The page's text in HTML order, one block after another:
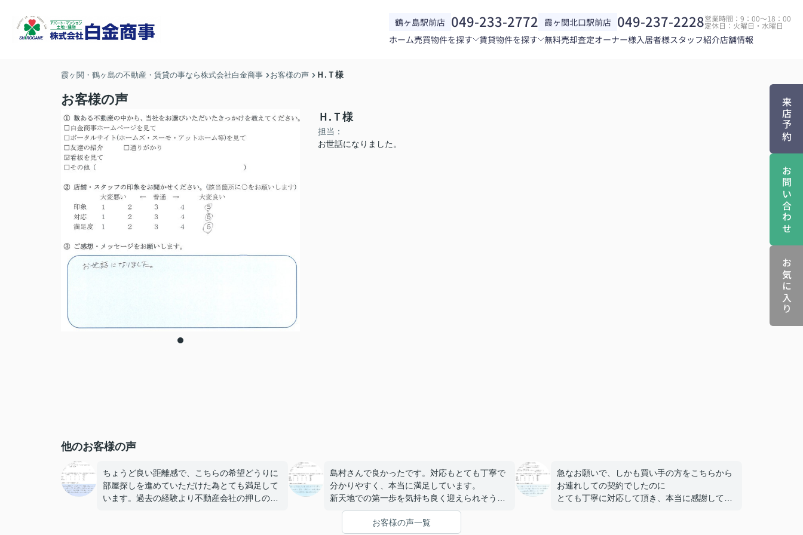
鶴ヶ島駅前店 049-233-2772 霞ヶ関北口駅前店 049-237-2228営業時間：9：00～18：00
定休日：火曜日・水曜日
ホーム売買物件を探す 賃貸物件を探す 無料売却査定オーナー様入居者様スタッフ紹介店舗情報
来店予約
お問い合わせ
お気に入り
霞ヶ関・鶴ヶ島の不動産・賃貸の事なら株式会社白金商事 お客様の声 Ｈ.Ｔ様
お客様の声
Ｈ.Ｔ様
担当：
お世話になりました。
他のお客様の声
ちょうど良い距離感で、こちらの希望どうりに
部屋探しを進めていただけた為とても満足して
います。過去の経験より不動産会社の押しの強
島村さんで良かったです。対応もとても丁寧で
分かりやすく、本当に満足しています。
新天地での第一歩を気持ち良く迎えられそうで
す。
急なお願いで、しかも買い手の方をこちらから
お連れしての契約でしたのに
とても丁寧に対応して頂き、本当に感謝してい
お客様の声一覧